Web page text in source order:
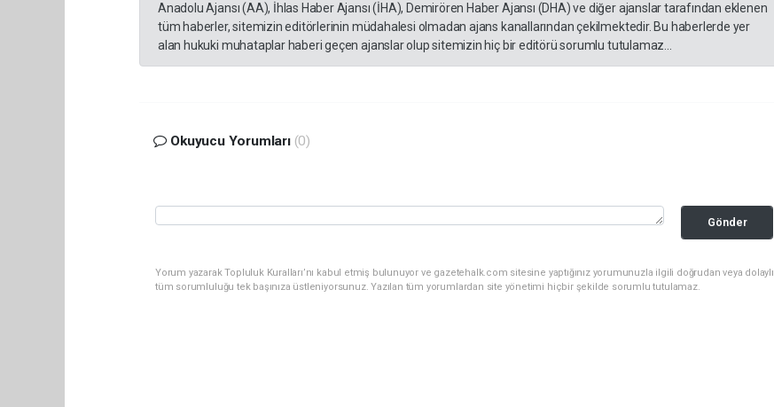
Anadolu Ajansı (AA), İhlas Haber Ajansı (İHA), Demirören Haber Ajansı (DHA) ve diğer ajanslar tarafından eklenen
tüm haberler, sitemizin editörlerinin müdahalesi olmadan ajans kanallarından çekilmektedir. Bu haberlerde yer
alan hukuki muhataplar haberi geçen ajanslar olup sitemizin hiç bir editörü sorumlu tutulamaz...
Okuyucu Yorumları (0)
Gönder
Yorum yazarak Topluluk Kuralları’nı kabul etmiş bulunuyor ve gazetehalk.com sitesine yaptığınız yorumunuzla ilgili doğrudan veya dolaylı
tüm sorumluluğu tek başınıza üstleniyorsunuz. Yazılan tüm yorumlardan site yönetimi hiçbir şekilde sorumlu tutulamaz.